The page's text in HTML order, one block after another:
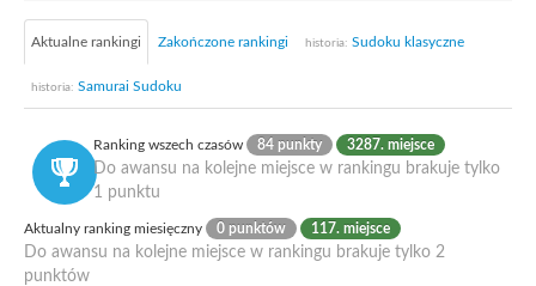
Aktualne rankingi Zakończone rankingi historia: Sudoku klasyczne
historia: Samurai Sudoku
Ranking wszech czasów 84 punkty 3287. miejsce
Do awansu na kolejne miejsce w rankingu brakuje tylko
1 punktu
Aktualny ranking miesięczny 0 punktów 117. miejsce
Do awansu na kolejne miejsce w rankingu brakuje tylko 2
punktów